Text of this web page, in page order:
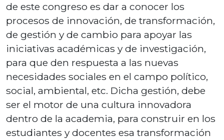
de este congreso es dar a conocer los
procesos de innovación, de transformación,
de gestión y de cambio para apoyar las
iniciativas académicas y de investigación,
para que den respuesta a las nuevas
necesidades sociales en el campo político,
social, ambiental, etc. Dicha gestión, debe
ser el motor de una cultura innovadora
dentro de la academia, para construir en los
estudiantes y docentes esa transformación